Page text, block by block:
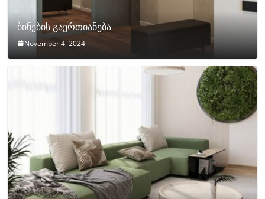
ბინების გაერთიანება
November 4, 2024